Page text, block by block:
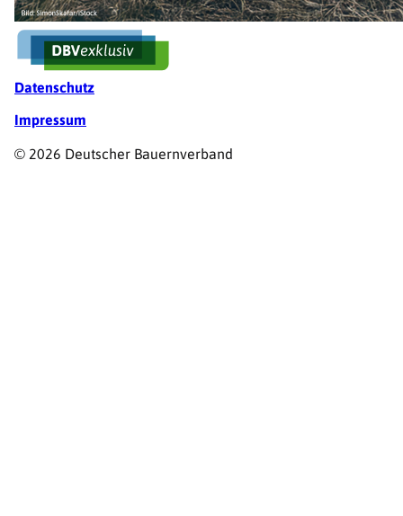
Fußzeile
Datenschutz
Impressum
© 2026 Deutscher Bauernverband